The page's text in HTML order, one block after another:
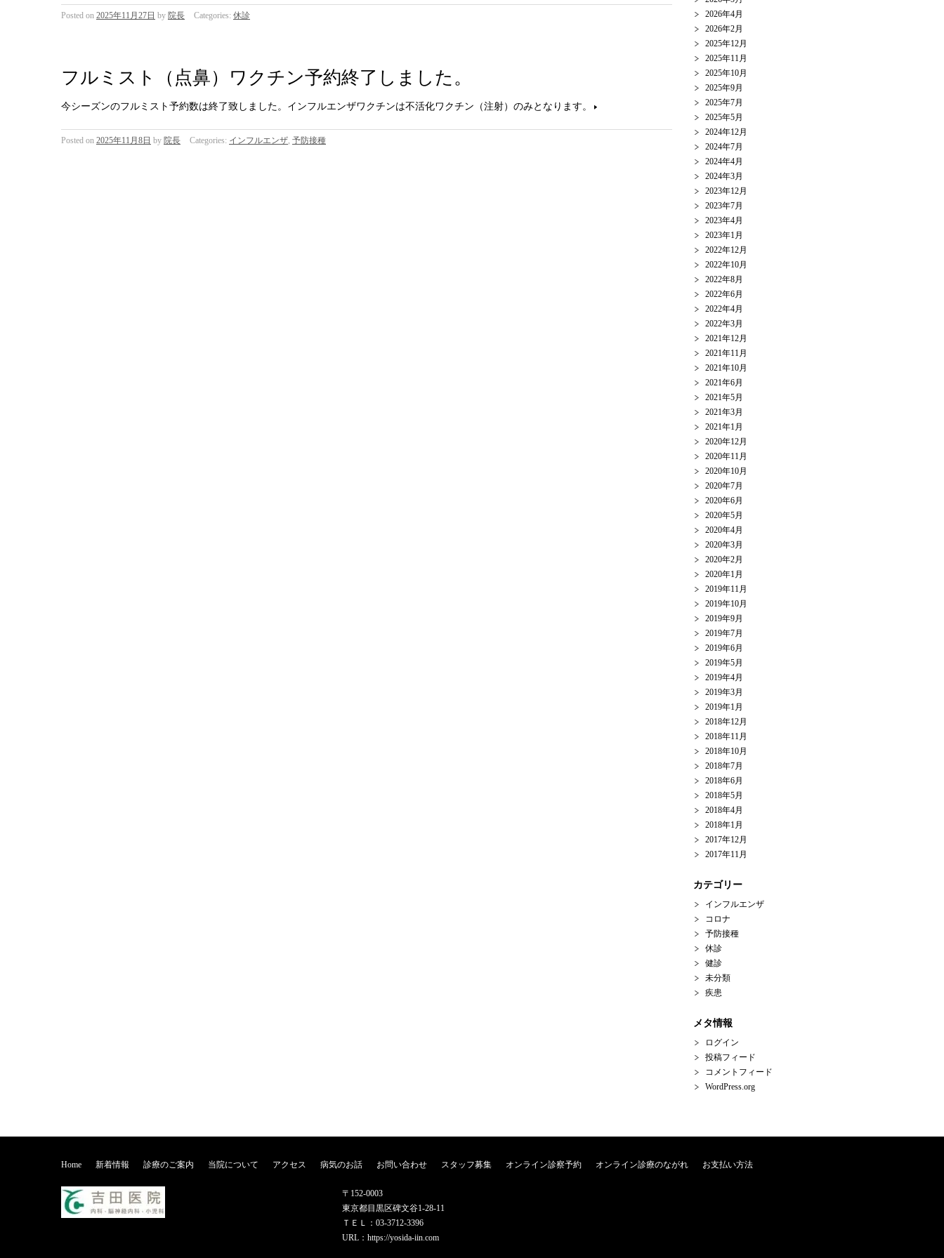
Posted on 2025年11月27日 by 院長 Categories: 休診
フルミスト（点鼻）ワクチン予約終了しました。
今シーズンのフルミスト予約数は終了致しました。インフルエンザワクチンは不活化ワクチン（注射）のみとなります。
Posted on 2025年11月8日 by 院長 Categories: インフルエンザ, 予防接種
2026年4月
2026年2月
2025年12月
2025年11月
2025年10月
2025年9月
2025年7月
2025年5月
2024年12月
2024年7月
2024年4月
2024年3月
2023年12月
2023年7月
2023年4月
2023年1月
2022年12月
2022年10月
2022年8月
2022年6月
2022年4月
2022年3月
2021年12月
2021年11月
2021年10月
2021年6月
2021年5月
2021年3月
2021年1月
2020年12月
2020年11月
2020年10月
2020年7月
2020年6月
2020年5月
2020年4月
2020年3月
2020年2月
2020年1月
2019年11月
2019年10月
2019年9月
2019年7月
2019年6月
2019年5月
2019年4月
2019年3月
2019年1月
2018年12月
2018年11月
2018年10月
2018年7月
2018年6月
2018年5月
2018年4月
2018年1月
2017年12月
2017年11月
カテゴリー
インフルエンザ
コロナ
予防接種
休診
健診
未分類
疾患
メタ情報
ログイン
投稿フィード
コメントフィード
WordPress.org
Home 新着情報 診療のご案内 当院について アクセス 病気のお話 お問い合わせ スタッフ募集 オンライン診察予約 オンライン診療のながれ お支払い方法
〒152-0003
東京都目黒区碑文谷1-28-11
ＴＥＬ：03-3712-3396
URL： https://yosida-iin.com